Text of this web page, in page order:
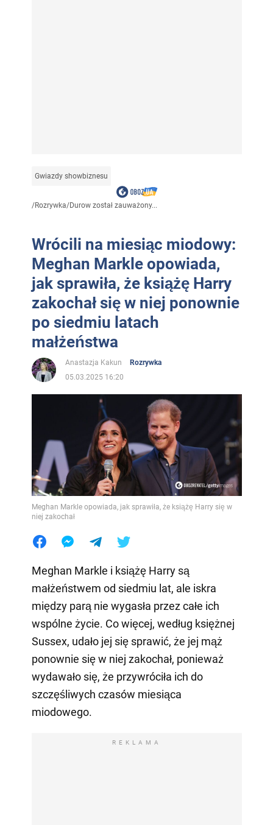
Gwiazdy showbiznesu
/Rozrywka/Durow został zauważony...
Wrócili na miesiąc miodowy:
Meghan Markle opowiada,
jak sprawiła, że książę Harry
zakochał się w niej ponownie
po siedmiu latach
małżeństwa
Anastazja Kakun
Rozrywka
05.03.2025 16:20
Meghan Markle opowiada, jak sprawiła, że książę Harry się w
niej zakochał
Meghan Markle i książę Harry są
małżeństwem od siedmiu lat, ale iskra
między parą nie wygasła przez całe ich
wspólne życie. Co więcej, według księżnej
Sussex, udało jej się sprawić, że jej mąż
ponownie się w niej zakochał, ponieważ
wydawało się, że przywróciła ich do
szczęśliwych czasów miesiąca
miodowego.
REKLAMA